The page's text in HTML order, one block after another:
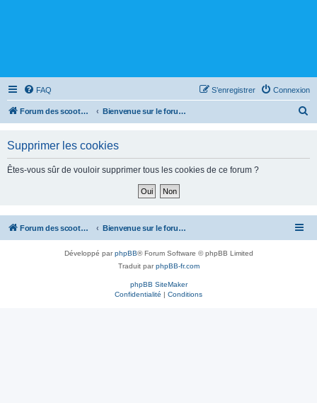
FAQ Connexion
S’enregistrer
Forum des scooters SYM - GTS -MAXSYM - CRUISYM - JOYMAX - Maxsym TL Bienvenue sur le forum des scooters de la gamme SYM
h
Supprimer les cookies
Êtes-vous sûr de vouloir supprimer tous les cookies de ce forum ?
Forum des scooters SYM - GTS -MAXSYM - CRUISYM - JOYMAX - Maxsym TL Bienvenue sur le forum des scooters de la gamme SYM
Développé parphpBB® Forum Software © phpBB Limited
Traduit parphpBB-fr.com
phpBB SiteMaker
Confidentialité | Conditions